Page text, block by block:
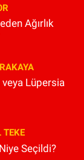
Ağırlık
Lüpersia
TEKE
Seçildi?